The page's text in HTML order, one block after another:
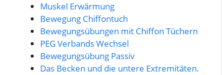
Muskel Erwärmung
Bewegung Chiffontuch
Bewegungsübungen mit Chiffon Tüchern
PEG Verbands Wechsel
Bewegungsübung Passiv
Das Becken und die untere Extremitäten.